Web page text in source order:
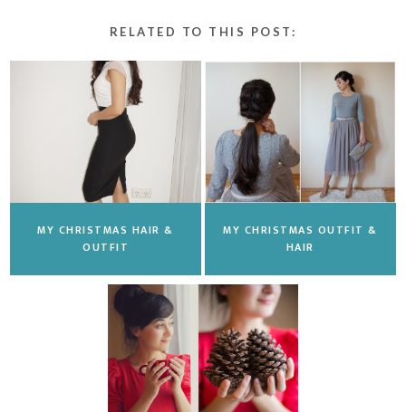
RELATED TO THIS POST:
MY CHRISTMAS HAIR &
OUTFIT
MY CHRISTMAS OUTFIT &
HAIR